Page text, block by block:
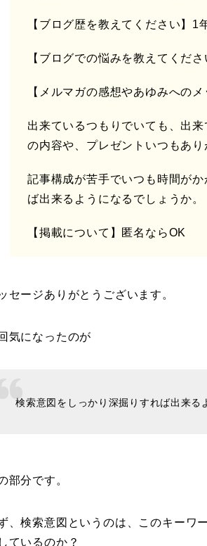
【ブログ歴を教えてください】1
【ブログでの悩みを教えてくだ
【メルマガの感想やあゆみへの
出来ているつもりでいても、出
の内容や、プレゼントいつもあ
記事構成が苦手でいつも時間が
ば出来るようになるでしょうか。
【掲載について】匿名ならOK
セージありがとうございます。
気になったのが
検索意図をしっかり深掘りすれば出来る
部分です。
、検索意図というのは、このキーワ
ているのか？